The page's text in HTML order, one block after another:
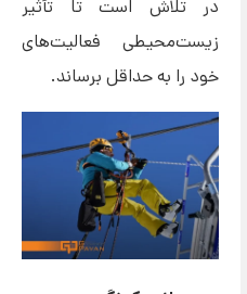
در تلاش است تا تأثیر
زیست‌محیطی فعالیت‌های
خود را به حداقل برساند.